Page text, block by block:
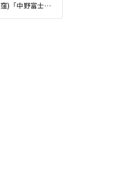
東京メトロ丸ノ内線(池袋－荻窪)「中野富士見町駅」（徒歩18分）